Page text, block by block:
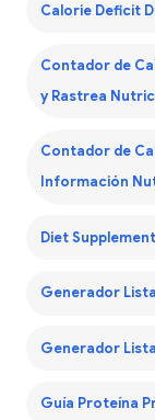
Calorie Deficit
Contador de
y Rastrea
Contador de
Información
Diet
Generador
Generador
Guía Proteína